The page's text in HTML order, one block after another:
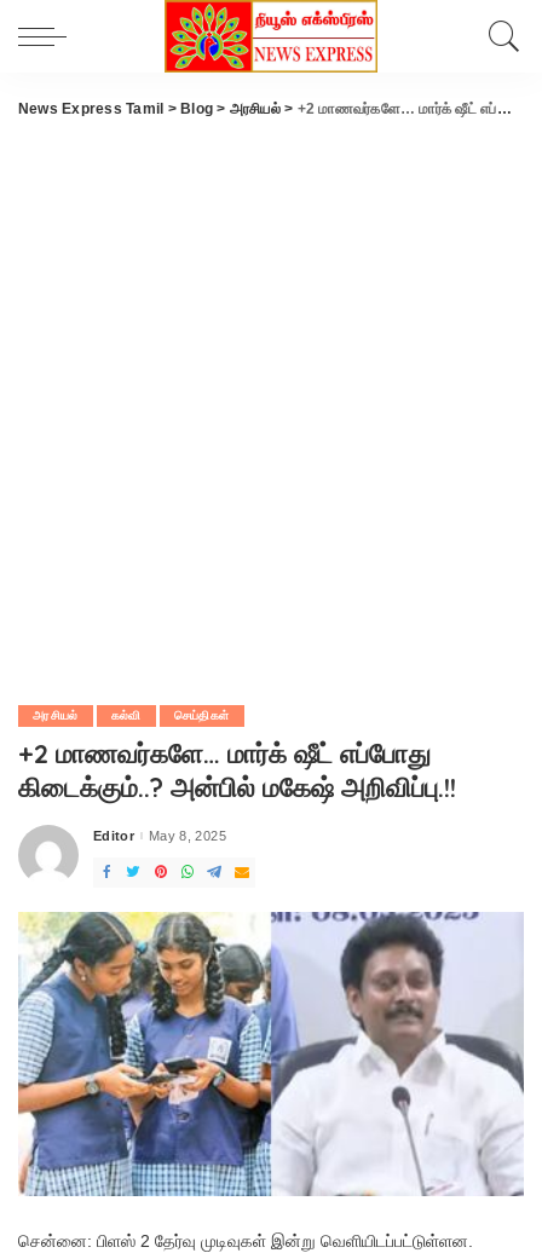
News Express Tamil > Blog > அரசியல்> +2 மாணவர்களே… மார்க் ஷீட் எப்போது கிடைக்கும்..? அன்பில் மகேஷ் அறிவிப்பு.!!
அரசியல் கல்வி செய்திகள்
+2 மாணவர்களே… மார்க் ஷீட் எப்போது
கிடைக்கும்..? அன்பில் மகேஷ் அறிவிப்பு.!!
Posted
Editor May 8, 2025
சென்னை: பிளஸ் 2 தேர்வு முடிவுகள் இன்று வெளியிடப்பட்டுள்ளன.